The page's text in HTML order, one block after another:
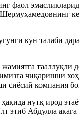
фаол
кун талаби
тааллуқли
чиқаришни
сиёсий компания
нутқ ирод
этиб Абдулла